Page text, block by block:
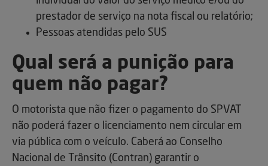
prestador de serviço na nota fiscal ou relatório;
Pessoas atendidas pelo SUS
Qual será a punição para
quem não pagar?
O motorista que não fizer o pagamento do SPVAT
não poderá fazer o licenciamento nem circular em
via pública com o veículo. Caberá ao Conselho
Nacional de Trânsito (Contran) garantir o